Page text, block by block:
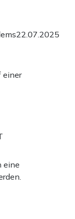
22.07.2025
einer
eine